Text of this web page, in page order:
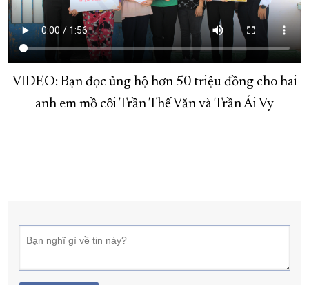
XÂY DỰNG KHÁNH HÒA TRỞ THÀNH THÀNH PHỐ TRỰC THUỘC
ĐẠI HỘI ĐẢNG CÁC CẤP TRANG CHỦ VỀ BÁO KHÁNH HÒA
VIDEO: Bạn đọc ủng hộ hơn 50 triệu đồng cho hai
anh em mồ côi Trần Thế Văn và Trần Ái Vy